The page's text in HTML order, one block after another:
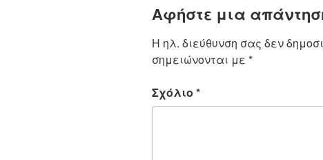
Αφήστε μια
Η ηλ. διεύθυνση σας δεν
σημειώνονται με *
Σχόλιο *